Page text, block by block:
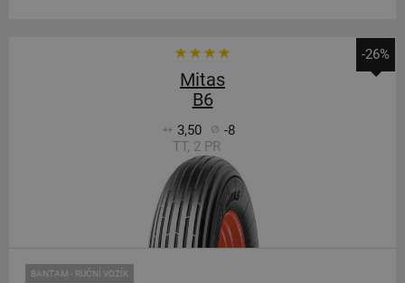
-26%
Mitas
B6
3,50
-8
TT, 2 PR
BANTAM - RUČNÍ VOZÍK